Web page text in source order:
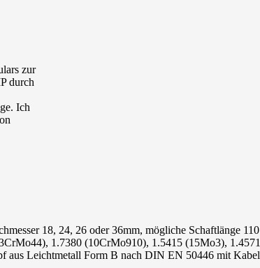
zur
durch
Ich
18, 24, 26 oder 36mm, mögliche Schaftlänge
1.7380 (10CrMo910), 1.5415 (15Mo3),
aus Leichtmetall Form B nach DIN EN 50446 mit